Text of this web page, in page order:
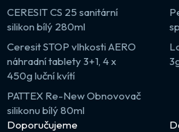
CERESIT CS 25 sanitární
silikon bílý 280ml
Ceresit STOP vlhkosti AERO
náhradní tablety 3+1, 4 x
450g luční kvítí
PATTEX Re-New Obnovovač
silikonu bílý 80ml
Doporučujeme